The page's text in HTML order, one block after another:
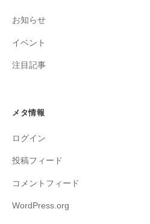
お知らせ
イベント
注目記事
メタ情報
ログイン
投稿フィード
コメントフィード
WordPress.org